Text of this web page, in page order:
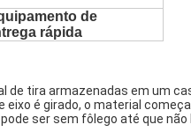
de
rápida
tira armazenadas em um
é girado, o material
ser sem fôlego até que não